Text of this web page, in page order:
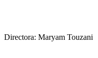
Directora: Maryam Touzani